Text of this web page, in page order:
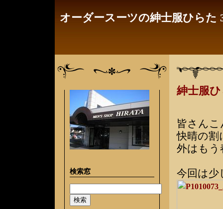
オーダースーツの紳士服ひら
検索窓
紳士服
皆さん
快晴の割
外はもう
今回は少